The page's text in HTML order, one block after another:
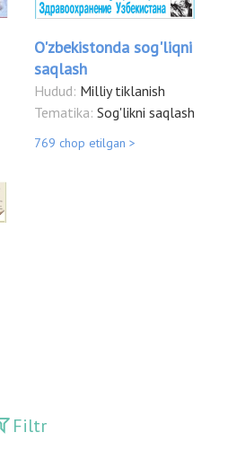
O'zbekistonda sog'liqni
saqlash
Hudud: Milliy tiklanish
Tematika: Sog'likni saqlash
769 chop etilgan >
Filtr